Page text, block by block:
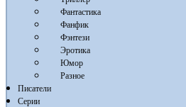
Фантастика
Фанфик
Фэнтези
Эротика
Юмор
Разное
Писатели
Серии